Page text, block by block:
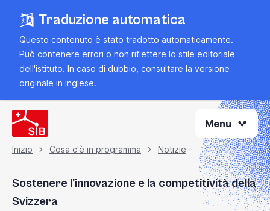
contenuto
principale
Traduzione automatica
Questo contenuto è stato tradotto automaticamente.
Può contenere errori o non riflettere lo stile editoriale
dell'istituto. In caso di dubbio, consultare la versione
originale in inglese.
Menu
Briciola
di
Inizio Cosa c'è in programma Notizie
Sostenere l'innovazione e la competitività della
Svizzera